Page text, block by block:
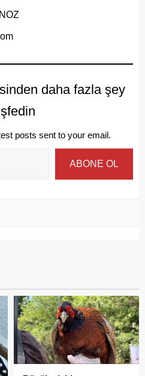
daha fazla şey
posts sent to your email.
ABONE OL